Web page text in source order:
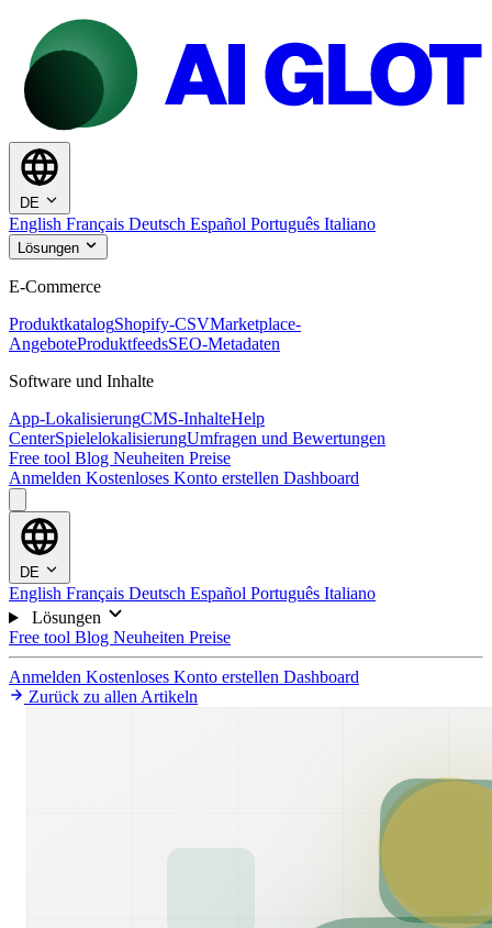
DE
English Français Deutsch Español Português Italiano
Lösungen
E-Commerce
ProduktkatalogShopify-CSVMarketplace-
AngeboteProduktfeedsSEO-Metadaten
Software und Inhalte
App-LokalisierungCMS-InhalteHelp
CenterSpielelokalisierungUmfragen und Bewertungen
Free tool Blog Neuheiten Preise
Anmelden Kostenloses Konto erstellen Dashboard
DE
English Français Deutsch Español Português Italiano
Lösungen
Free tool Blog Neuheiten Preise
Anmelden Kostenloses Konto erstellen Dashboard
Zurück zu allen Artikeln